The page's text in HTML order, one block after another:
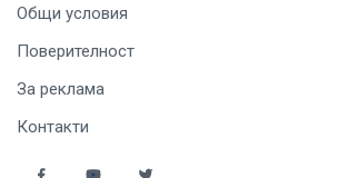
Общи условия
Поверителност
За реклама
Контакти